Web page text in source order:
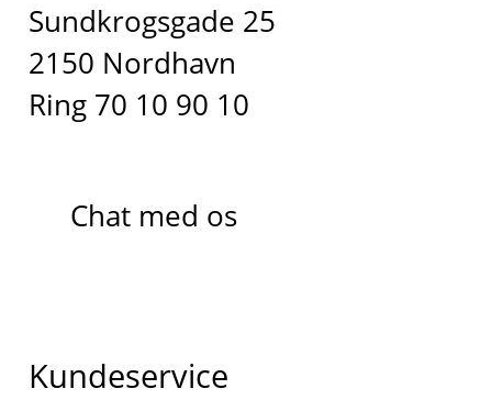
Sundkrogsgade 25
2150 Nordhavn
Ring 70 10 90 10
Chat med os
Kundeservice